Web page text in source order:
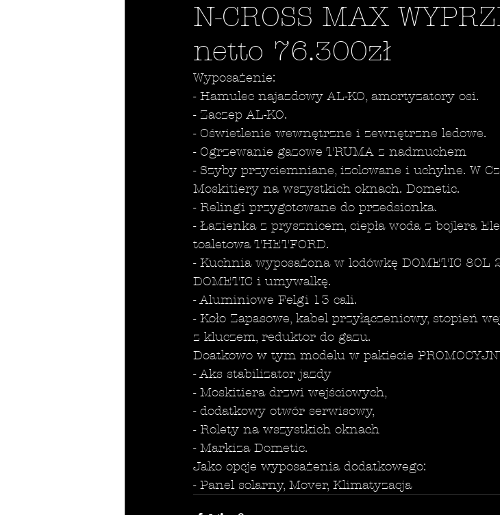
N-CROSS MAX
netto 76.300zł
Wyposażenie:
- Hamulec najazdowy AL-KO, amortyzatory osi.
- Zaczep AL-KO.
- Oświetlenie wewnętrzne i zewnętrzne ledowe.
- Ogrzewanie gazowe TRUMA z nadmuchem
- Szyby przyciemniane, izolowane i uchylne. W
Moskitiery na wszystkich oknach. Dometic.
- Relingi przygotowane do przedsionka.
- Łazienka z prysznicem, ciepła woda z bojlera
toaletowa THETFORD.
- Kuchnia wyposażona w lodówkę DOMETIC 80L
DOMETIC i umywalkę.
- Aluminiowe Felgi 13 cali.
- Koło Zapasowe, kabel przyłączeniowy, stopień
z kluczem, reduktor do gazu.
Doatkowo w tym modelu w pakiecie
- Aks stabilizator jazdy
- Moskitiera drzwi wejściowych,
- dodatkowy otwór serwisowy,
- Rolety na wszystkich oknach
- Markiza Dometic.
Jako opcje wyposażenia dodatkowego:
- Panel solarny, Mover, Klimatyzacja